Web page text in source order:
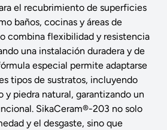
el recubrimiento de superficies
baños, cocinas y áreas de
combina flexibilidad y resistencia
una instalación duradera y de
especial permite adaptarse
tipos de sustratos, incluyendo
y piedra natural, garantizando un
SikaCeram®-203 no solo
y el desgaste, sino que